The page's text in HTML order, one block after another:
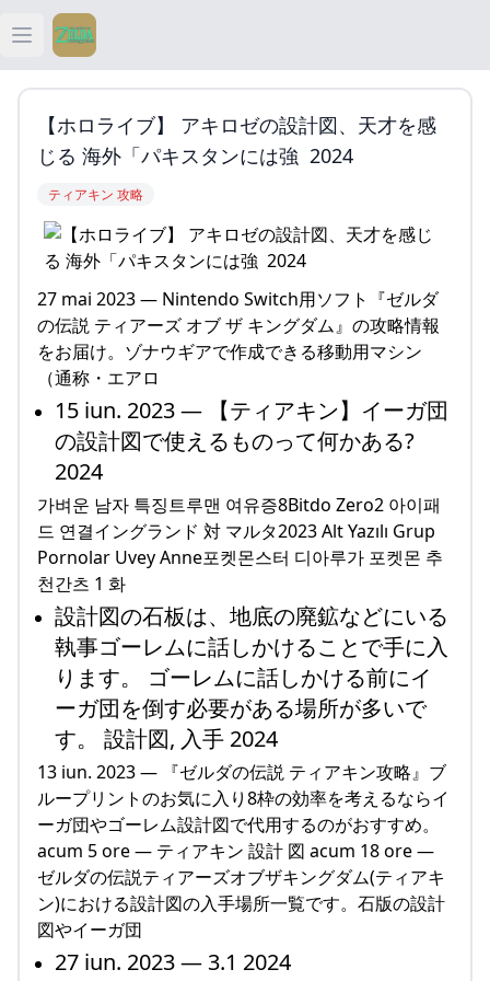
Open main menu
ティアキン
ティアキン 祠
ティアキン 攻略
【ホロライブ】 アキロゼの設計図、天才を感
じる 海外「パキスタンには強 2024
ティアキン 攻略
27 mai 2023 — Nintendo Switch用ソフト『ゼルダ
の伝説 ティアーズ オブ ザ キングダム』の攻略情報
をお届け。ゾナウギアで作成できる移動用マシン
（通称・エアロ
15 iun. 2023 — 【ティアキン】イーガ団
の設計図で使えるものって何かある?
2024
가벼운 남자 특징트루맨 여유증8Bitdo Zero2 아이패
드 연결イングランド 対 マルタ2023 Alt Yazılı Grup
Pornolar Uvey Anne포켓몬스터 디아루가 포켓몬 추
천간츠 1 화
設計図の石板は、地底の廃鉱などにいる
執事ゴーレムに話しかけることで手に入
ります。 ゴーレムに話しかける前にイ
ーガ団を倒す必要がある場所が多いで
す。 設計図, 入手 2024
13 iun. 2023 — 『ゼルダの伝説 ティアキン攻略』ブ
ループリントのお気に入り8枠の効率を考えるならイ
ーガ団やゴーレム設計図で代用するのがおすすめ。
acum 5 ore — ティアキン 設計 図 acum 18 ore —
ゼルダの伝説ティアーズオブザキングダム(ティアキ
ン)における設計図の入手場所一覧です。石版の設計
図やイーガ団
27 iun. 2023 — 3.1 2024